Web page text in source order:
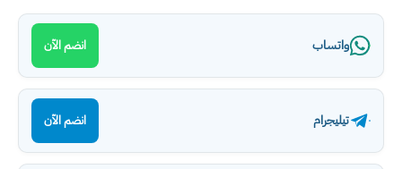
واتساب انضم الآن
تيليجرام انضم الآن